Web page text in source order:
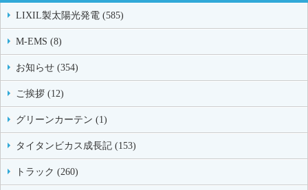
LIXIL製太陽光発電 (585)
M-EMS (8)
お知らせ (354)
ご挨拶 (12)
グリーンカーテン (1)
タイタンビカス成長記 (153)
トラック (260)